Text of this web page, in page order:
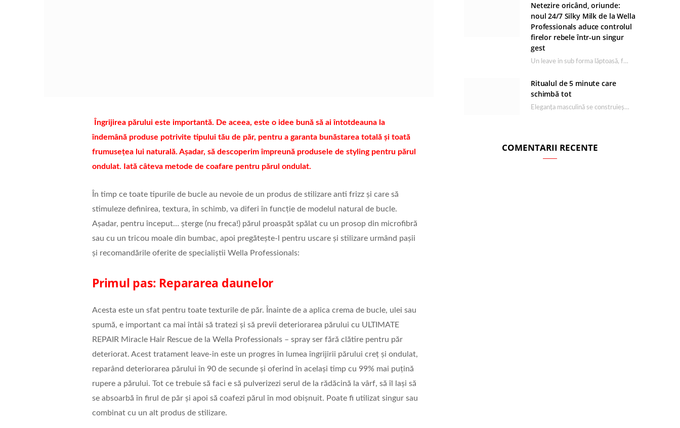
Îngrijirea părului este importantă. De aceea, este o idee bună să ai întotdeauna la
îndemână produse potrivite tipului tău de păr, pentru a garanta bunăstarea totală și toată
frumusețea lui naturală. Așadar, să descoperim împreună produsele de styling pentru părul
ondulat. Iată câteva metode de coafare pentru părul ondulat.
În timp ce toate tipurile de bucle au nevoie de un produs de stilizare anti frizz și care să
stimuleze definirea, textura, în schimb, va diferi în funcție de modelul natural de bucle.
Așadar, pentru început… șterge (nu freca!) părul proaspăt spălat cu un prosop din microfibră
sau cu un tricou moale din bumbac, apoi pregătește-l pentru uscare și stilizare urmând pașii
și recomandările oferite de specialiștii Wella Professionals:
Primul pas: Repararea daunelor
Acesta este un sfat pentru toate texturile de păr. Înainte de a aplica crema de bucle, ulei sau
spumă, e important ca mai întâi să tratezi și să previi deteriorarea părului cu ULTIMATE
REPAIR Miracle Hair Rescue de la Wella Professionals – spray ser fără clătire pentru păr
deteriorat. Acest tratament leave-in este un progres în lumea îngrijirii părului creț și ondulat,
reparând deteriorarea părului în 90 de secunde și oferind în același timp cu 99% mai puțină
rupere a părului. Tot ce trebuie să faci e să pulverizezi serul de la rădăcină la vârf, să îl lași să
se absoarbă în firul de păr și apoi să coafezi părul în mod obișnuit. Poate fi utilizat singur sau
combinat cu un alt produs de stilizare.
Netezire oricând, oriunde:
noul 24/7 Silky Milk de la Wella
Professionals aduce controlul
firelor rebele într-un singur
gest
Un leave in sub forma lăptoasă, fără clătire care completează rutina Ultimate Smooth și transformă…
Ritualul de 5 minute care
schimbă tot
Eleganța masculină se construiește dimineața, în câteva minute și cu produsele potrivite. O rutină de…
COMENTARII RECENTE